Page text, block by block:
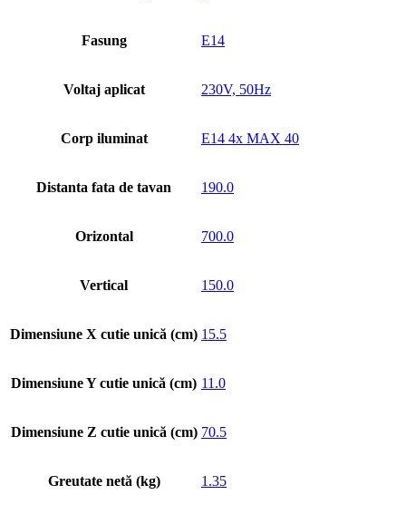
Fasung E14
Voltaj aplicat 230V, 50Hz
Corp iluminat E14 4x MAX 40
Distanta fata de tavan 190.0
Orizontal 700.0
Vertical 150.0
Dimensiune X cutie unică (cm) 15.5
Dimensiune Y cutie unică (cm) 11.0
Dimensiune Z cutie unică (cm) 70.5
Greutate netă (kg) 1.35